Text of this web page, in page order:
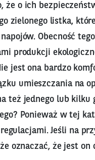
że o ich
zielonego listka,
Obecność
produkcji
jest ona bardzo
umieszczania na
też jednego lub kilku
Ponieważ w tej
Jeśli na
oznaczać, że jest on